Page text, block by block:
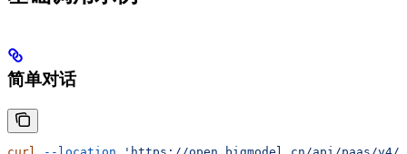
简单对话
curl --location 'https://open.bigmodel.cn/api/paas/v4/